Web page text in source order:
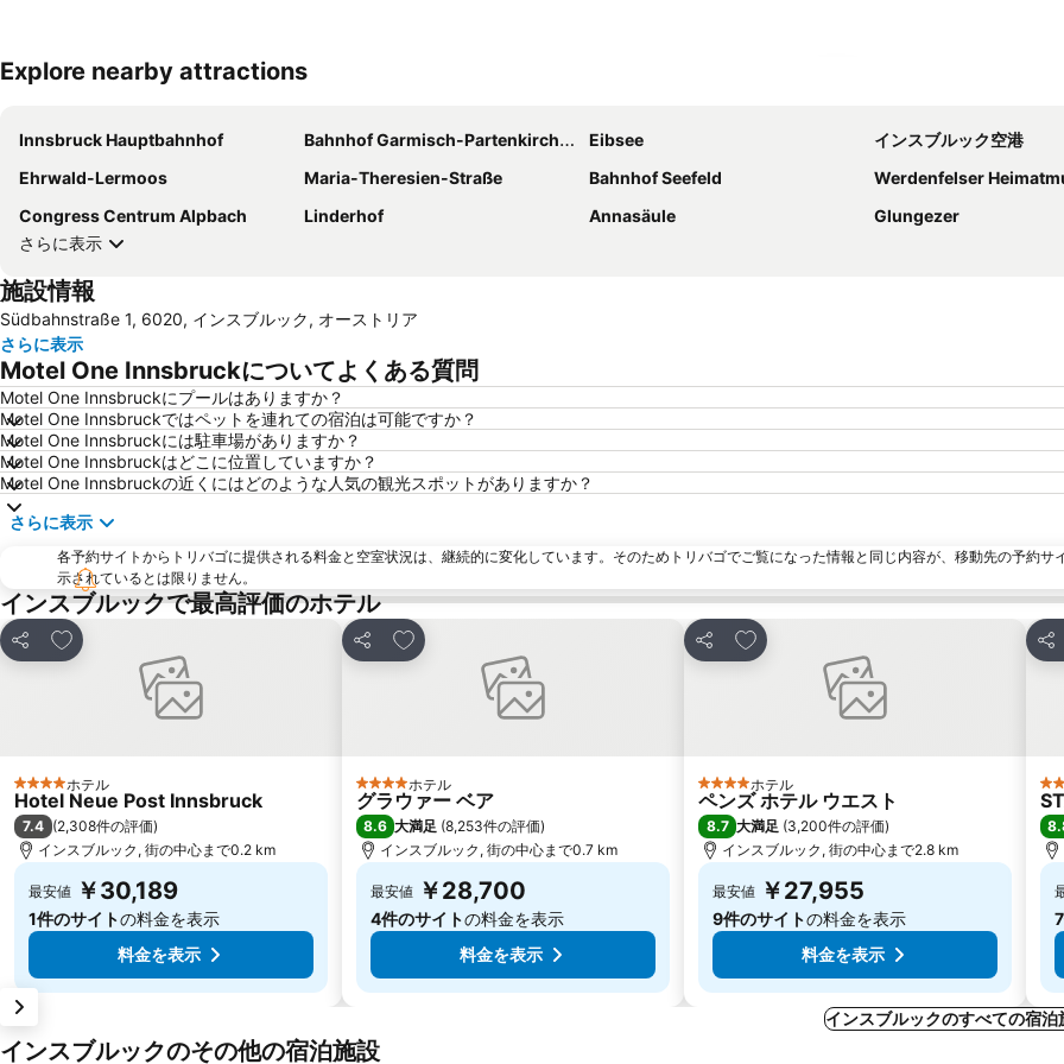
Explore nearby attractions
Innsbruck Hauptbahnhof Bahnhof Garmisch-Partenkirchen Eibsee
インスブルック空港
Ehrwald-Lermoos
Maria-Theresien-Straße Bahnhof Seefeld
Werdenfelser
Congress Centrum Alpbach
Linderhof Annasäule
Glungezer
さらに表示
施設情報
Südbahnstraße 1, 6020, インスブルック, オーストリア
さらに表示
Motel One Innsbruckについてよくある質問
Motel One Innsbruckにプールはありますか？
Motel One Innsbruckではペットを連れての宿泊は可能ですか？
Motel One Innsbruckには駐車場がありますか？
Motel One Innsbruckはどこに位置していますか？
Motel One Innsbruckの近くにはどのような人気の観光スポットがありますか？
さらに表示
各予約サイトからトリバゴに提供される料金と空室状況は、継続的に変化しています。そのためトリバゴでご覧になった情報と同じ内容が、移動先の予約サ
示されているとは限りません。
インスブルックで最高評価のホテル
シェア
お気に入りに追加
4 ホテルのランク
ホテル
Hotel Neue Post Innsbruck
7.4 (2,308件の評価)
インスブルック, 街の中心まで0.2 km
最安値 ￥30,189
1件のサイトの料金を表示
料金を表示
シェア
お気に入りに追加
4 ホテルのランク
ホテル
グラウァー ベア
8.6 大満足 (8,253件の評価)
インスブルック, 街の中心まで0.7 km
最安値 ￥28,700
4件のサイトの料金を表示
料金を表示
シェア
お気に入りに追加
4 ホテルのランク
ホテル
ペンズ ホテル ウエスト
8.7 大満足 (3,200件の評価)
インスブルック, 街の中心まで2.8 km
最安値 ￥27,955
9件のサイトの料金を表示
料金を表示
シ
4
インスブルックのすべての宿泊
インスブルックのその他の宿泊施設